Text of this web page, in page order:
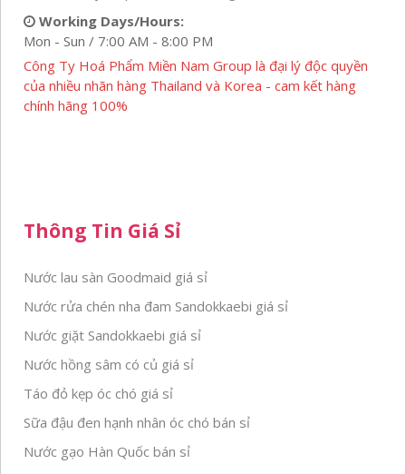
Working Days/Hours:
Mon - Sun / 7:00 AM - 8:00 PM
Công Ty Hoá Phẩm Miền Nam Group là đại lý độc quyền
của nhiều nhãn hàng Thailand và Korea - cam kết hàng
chính hãng 100%
Thông Tin Giá Sỉ
Nước lau sàn Goodmaid giá sỉ
Nước rửa chén nha đam Sandokkaebi giá sỉ
Nước giặt Sandokkaebi giá sỉ
Nước hồng sâm có củ giá sỉ
Táo đỏ kẹp óc chó giá sỉ
Sữa đậu đen hạnh nhân óc chó bán sỉ
Nước gạo Hàn Quốc bán sỉ